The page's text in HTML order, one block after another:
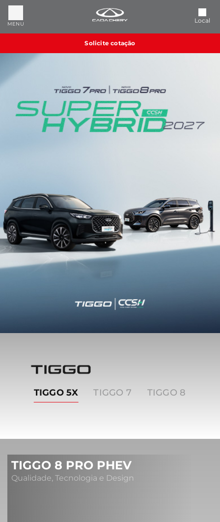
MENU Local
Solicite cotação
Tiggo
TIGGO 5X TIGGO 7 TIGGO 8
TIGGO 8 PRO PHEV
Qualidade, Tecnologia e Design